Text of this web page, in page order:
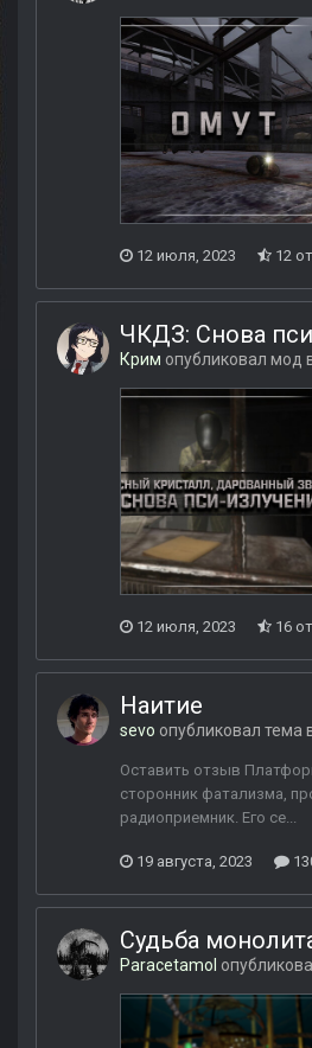
12 июля, 2023 12
ЧКДЗ: Снова
Крим опубликовал мод
12 июля, 2023 16
Наитие
sevo опубликовал тема
Оставить отзыв
сторонник фатализма,
радиоприемник. Его се...
19 августа, 2023
Судьба
Paracetamol